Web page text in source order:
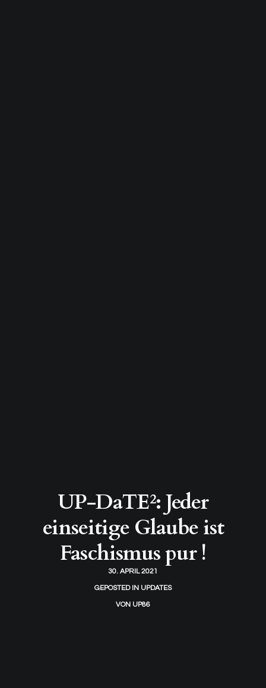
UP-DaTE²: Jeder
einseitige Glaube ist
Faschismus pur !
30. APRIL 2021
GEPOSTED IN UPDATES
VON UP86